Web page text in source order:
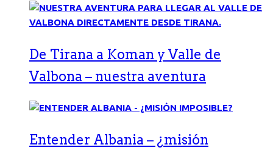
De Tirana a Koman y Valle de
Valbona – nuestra aventura
Entender Albania – ¿misión